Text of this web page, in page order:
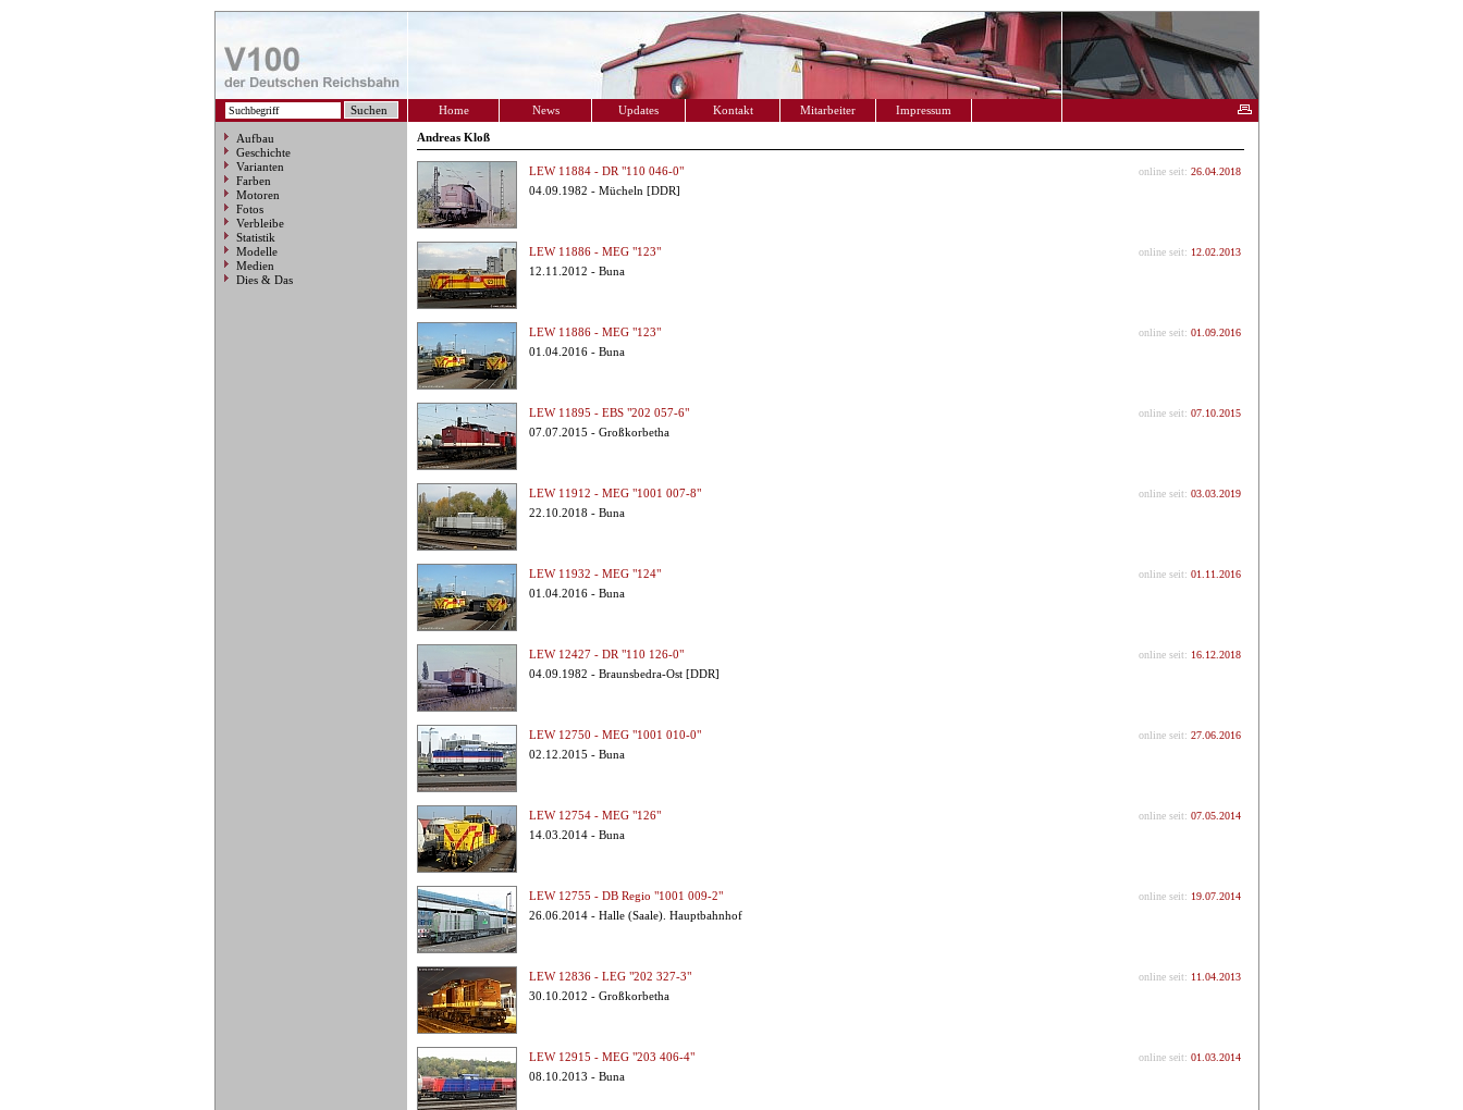
Home News Updates Kontakt Mitarbeiter Impressum
Aufbau
Geschichte
Varianten
Farben
Motoren
Fotos
Verbleibe
Statistik
Modelle
Medien
Dies & Das
Andreas Kloß
LEW 11884 - DR "110 046-0" online seit: 26.04.2018
04.09.1982 - Mücheln [DDR]
LEW 11886 - MEG "123" online seit: 12.02.2013
12.11.2012 - Buna
LEW 11886 - MEG "123" online seit: 01.09.2016
01.04.2016 - Buna
LEW 11895 - EBS "202 057-6" online seit: 07.10.2015
07.07.2015 - Großkorbetha
LEW 11912 - MEG "1001 007-8" online seit: 03.03.2019
22.10.2018 - Buna
LEW 11932 - MEG "124" online seit: 01.11.2016
01.04.2016 - Buna
LEW 12427 - DR "110 126-0" online seit: 16.12.2018
04.09.1982 - Braunsbedra-Ost [DDR]
LEW 12750 - MEG "1001 010-0" online seit: 27.06.2016
02.12.2015 - Buna
LEW 12754 - MEG "126" online seit: 07.05.2014
14.03.2014 - Buna
LEW 12755 - DB Regio "1001 009-2" online seit: 19.07.2014
26.06.2014 - Halle (Saale). Hauptbahnhof
LEW 12836 - LEG "202 327-3" online seit: 11.04.2013
30.10.2012 - Großkorbetha
LEW 12915 - MEG "203 406-4" online seit: 01.03.2014
08.10.2013 - Buna